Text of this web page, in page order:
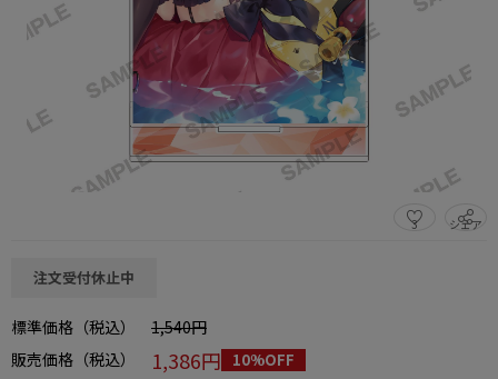
3 シェア
この商品をシェアする
注文受付休止中
標準価格（税込）
1,540円
販売価格（税込）
1,386円 10%OFF